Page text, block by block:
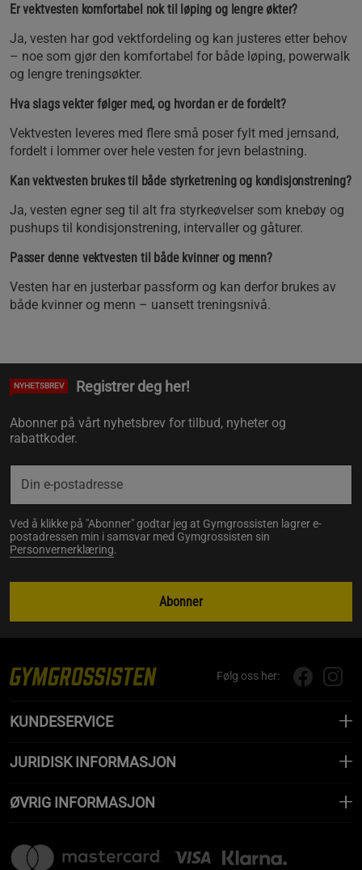
Er vektvesten komfortabel nok til løping og lengre økter?
Ja, vesten har god vektfordeling og kan justeres etter behov
– noe som gjør den komfortabel for både løping, powerwalk
og lengre treningsøkter.
Hva slags vekter følger med, og hvordan er de fordelt?
Vektvesten leveres med flere små poser fylt med jernsand,
fordelt i lommer over hele vesten for jevn belastning.
Kan vektvesten brukes til både styrketrening og kondisjonstrening?
Ja, vesten egner seg til alt fra styrkeøvelser som knebøy og
pushups til kondisjonstrening, intervaller og gåturer.
Passer denne vektvesten til både kvinner og menn?
Vesten har en justerbar passform og kan derfor brukes av
både kvinner og menn – uansett treningsnivå.
NYHETSBREV Registrer deg her!
Abonner på vårt nyhetsbrev for tilbud, nyheter og
rabattkoder.
Ved å klikke på "Abonner" godtar jeg at Gymgrossisten lagrer e-
postadressen min i samsvar med Gymgrossisten sin
Personvernerklæring.
Abonner
Følg oss her:
KUNDESERVICE
JURIDISK INFORMASJON
ØVRIG INFORMASJON